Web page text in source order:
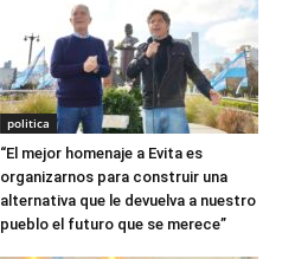
politica
“El mejor homenaje a Evita es
organizarnos para construir una
alternativa que le devuelva a nuestro
pueblo el futuro que se merece”